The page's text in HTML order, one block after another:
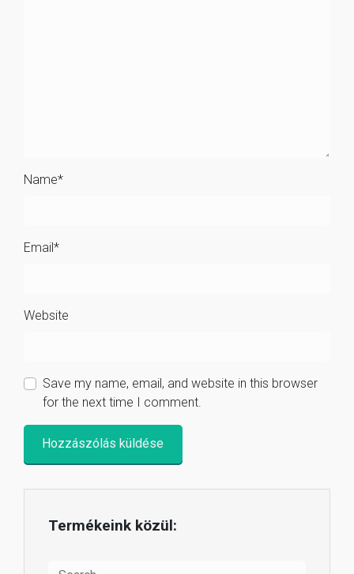
Name*
Email*
Website
Save my name, email, and website in this browser
for the next time I comment.
Termékeink közül: